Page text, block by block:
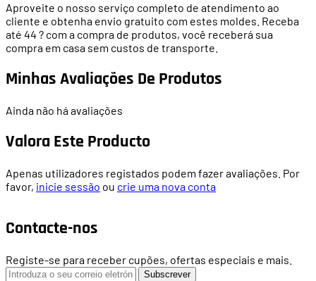
Aproveite o nosso serviço completo de atendimento ao
cliente e obtenha envio gratuito com estes moldes. Receba
até 44 ? com a compra de produtos, você receberá sua
compra em casa sem custos de transporte.
Minhas Avaliações De Produtos
Ainda não há avaliações
Valora Este Producto
Apenas utilizadores registados podem fazer avaliações. Por
favor, inicie sessão ou crie uma nova conta
Contacte-nos
Registe-se para receber cupões, ofertas especiais e mais.
Subscrever